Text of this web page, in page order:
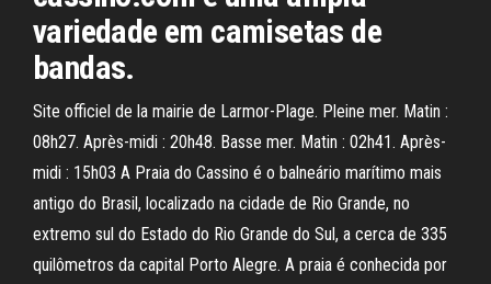
variedade em camisetas de
bandas.
Site officiel de la mairie de Larmor-Plage. Pleine mer. Matin :
08h27. Après-midi : 20h48. Basse mer. Matin : 02h41. Après-
midi : 15h03 A Praia do Cassino é o balneário marítimo mais
antigo do Brasil, localizado na cidade de Rio Grande, no
extremo sul do Estado do Rio Grande do Sul, a cerca de 335
quilômetros da capital Porto Alegre. A praia é conhecida por